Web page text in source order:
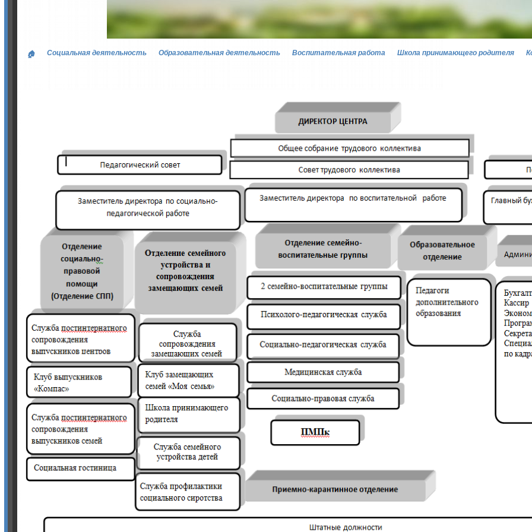
🏠 Социальная деятельность Образовательная деятельность Воспитательная работа Школа принимающего родителя